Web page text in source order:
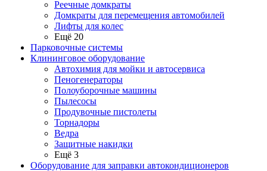
Реечные домкраты
Домкраты для перемещения автомобилей
Лифты для колес
Ещё 20
Парковочные системы
Клининговое оборудование
Автохимия для мойки и автосервиса
Пеногенераторы
Полоуборочные машины
Пылесосы
Продувочные пистолеты
Торнадоры
Ведра
Защитные накидки
Ещё 3
Оборудование для заправки автокондиционеров